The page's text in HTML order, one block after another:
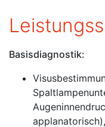
Basisdiagnostik: